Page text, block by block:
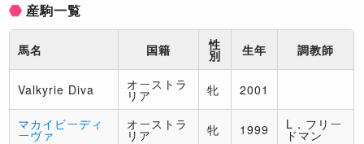
産駒一覧
馬名 国籍 性
別 生年 調教師
Valkyrie Diva オーストラ
リア 牝 2001
マカイビーディ
ーヴァ
オーストラ
リア 牝 1999 L．フリー
ドマン